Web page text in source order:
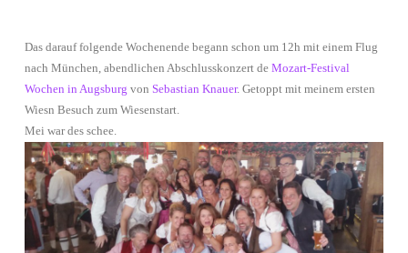
Das darauf folgende Wochenende begann schon um 12h mit einem Flug
nach München, abendlichen Abschlusskonzert de Mozart-Festival
Wochen in Augsburg von Sebastian Knauer. Getoppt mit meinem ersten
Wiesn Besuch zum Wiesenstart.
Mei war des schee.